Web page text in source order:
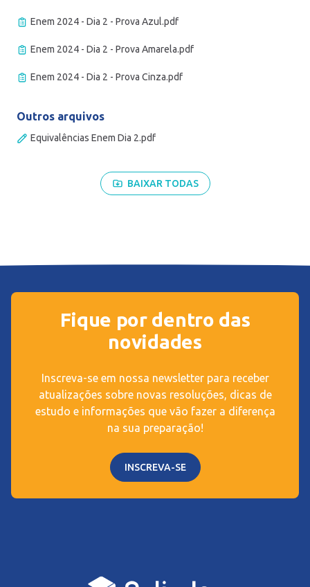
Enem 2024 - Dia 2 - Prova Azul.pdf
Enem 2024 - Dia 2 - Prova Amarela.pdf
Enem 2024 - Dia 2 - Prova Cinza.pdf
Outros arquivos
Equivalências Enem Dia 2.pdf
BAIXAR TODAS
Fique por dentro das
novidades
Inscreva-se em nossa newsletter para receber
atualizações sobre novas resoluções, dicas de
estudo e informações que vão fazer a diferença
na sua preparação!
INSCREVA-SE